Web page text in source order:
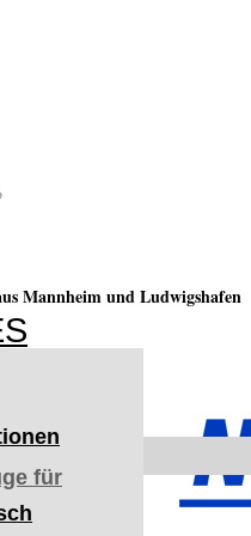
Mannheim und Ludwigshafen
für